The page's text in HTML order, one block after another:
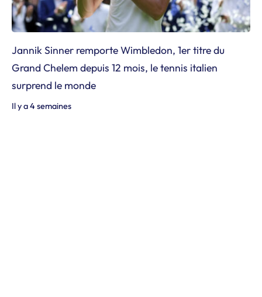
Jannik Sinner remporte Wimbledon, 1er titre du
Grand Chelem depuis 12 mois, le tennis italien
surprend le monde
Il y a 4 semaines